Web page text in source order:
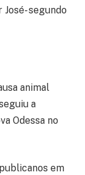
segundo
animal
a
Odessa no
em